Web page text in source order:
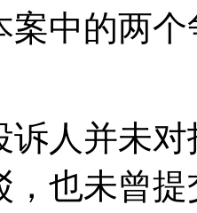
案中的两
诉人并未
，也未曾